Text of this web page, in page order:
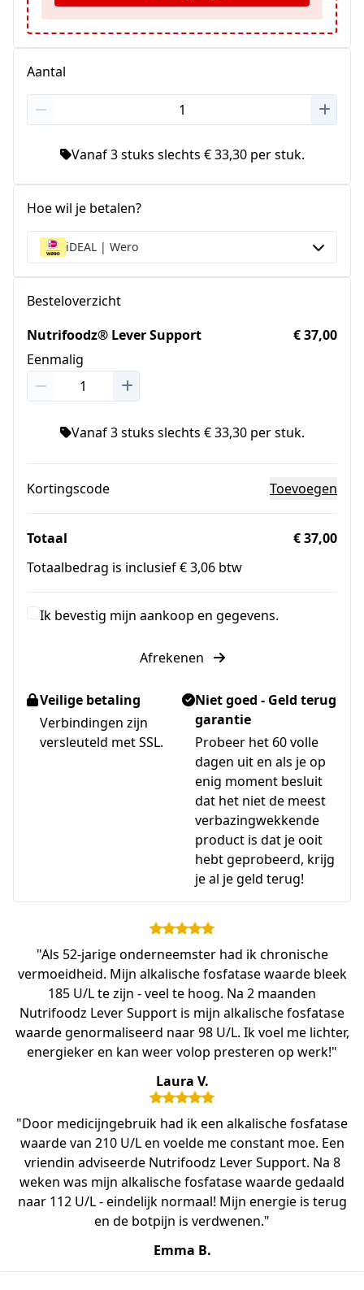
Aantal
Vanaf 3 stuks slechts € 33,30 per stuk.
Hoe wil je betalen?
iDEAL | Wero
Besteloverzicht
Nutrifoodz® Lever Support
Eenmalig
€ 37,00
Vanaf 3 stuks slechts € 33,30 per stuk.
Kortingscode Toevoegen
Totaal
€ 37,00
Totaalbedrag is inclusief € 3,06 btw
Ik bevestig mijn aankoop en gegevens.
Afrekenen
Veilige betaling
Verbindingen zijn
versleuteld met SSL.
Niet goed - Geld terug
garantie
Probeer het 60 volle
dagen uit en als je op
enig moment besluit
dat het niet de meest
verbazingwekkende
product is dat je ooit
hebt geprobeerd, krijg
je al je geld terug!
"Als 52-jarige onderneemster had ik chronische
vermoeidheid. Mijn alkalische fosfatase waarde bleek
185 U/L te zijn - veel te hoog. Na 2 maanden
Nutrifoodz Lever Support is mijn alkalische fosfatase
waarde genormaliseerd naar 98 U/L. Ik voel me lichter,
energieker en kan weer volop presteren op werk!"
Laura V.
"Door medicijngebruik had ik een alkalische fosfatase
waarde van 210 U/L en voelde me constant moe. Een
vriendin adviseerde Nutrifoodz Lever Support. Na 8
weken was mijn alkalische fosfatase waarde gedaald
naar 112 U/L - eindelijk normaal! Mijn energie is terug
en de botpijn is verdwenen."
Emma B.